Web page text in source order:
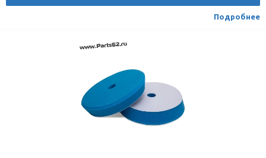
Подробнее